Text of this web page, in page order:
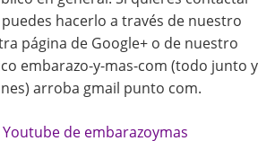
hacerlo a través de nuestro
página de Google+ o de nuestro
embarazo-y-mas-com (todo junto y
arroba gmail punto com.
Youtube de embarazoymas